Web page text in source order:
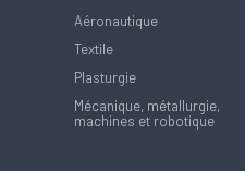
Aéronautique
Textile
Plasturgie
Mécanique, métallurgie,
machines et robotique